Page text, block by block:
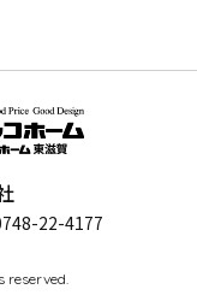
22-4177
reserved.